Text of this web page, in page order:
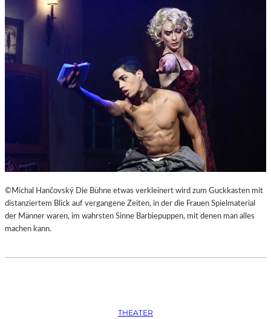
©Michal Hančovský Die Bühne etwas verkleinert wird zum Guckkasten mit
distanziertem Blick auf vergangene Zeiten, in der die Frauen Spielmaterial
der Männer waren, im wahrsten Sinne Barbiepuppen, mit denen man alles
machen kann.
THEATER